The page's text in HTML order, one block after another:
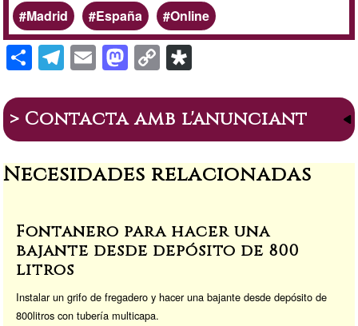
Madrid
España Online
S
h
ar
e
T
el
e
gr
a
m
E
m
ail
M
a
st
o
d
o
C
o
p
y
Li
n
Di
s
p
or
a
> Contacta amb l'anunciant
Necesidades relacionadas
Fontanero para hacer una
bajante desde depósito de 800
litros
Instalar un grifo de fregadero y hacer una bajante desde depósito de
800litros con tubería multicapa.